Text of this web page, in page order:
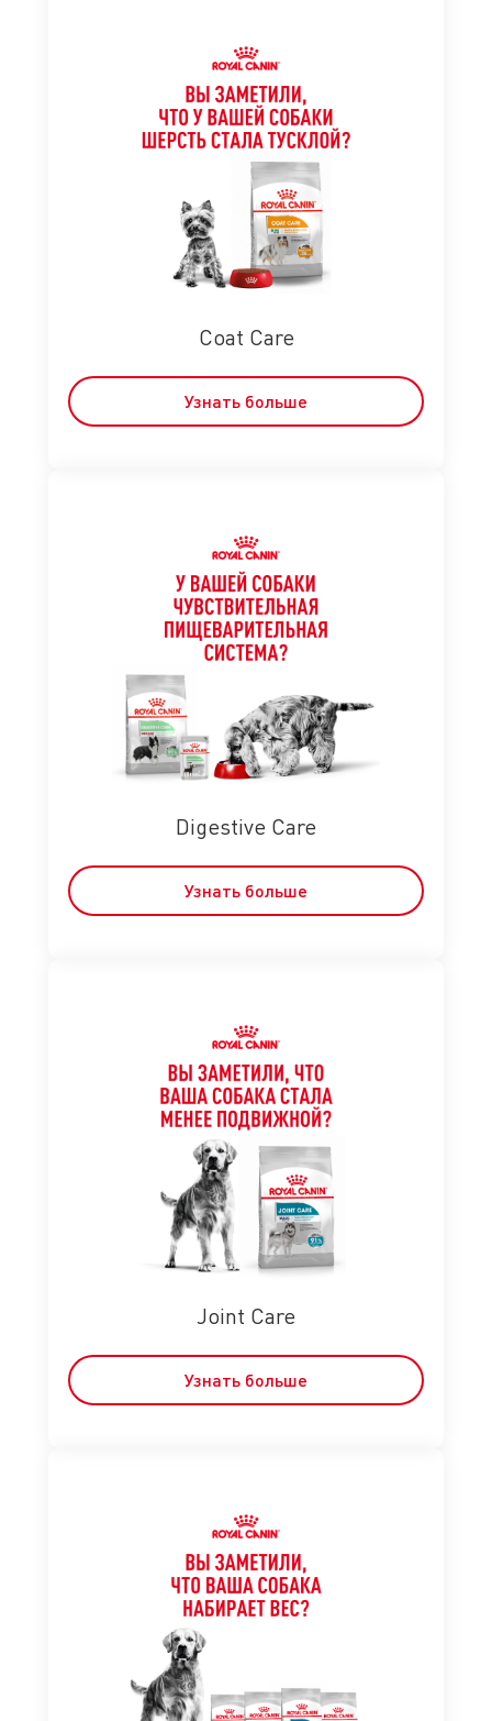
Coat Care
Узнать больше
Digestive Care
Узнать больше
Joint Care
Узнать больше